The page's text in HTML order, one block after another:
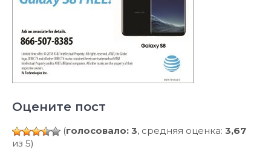
Оцените пост
(голосовало: 3, средняя оценка: 3,67
из 5)